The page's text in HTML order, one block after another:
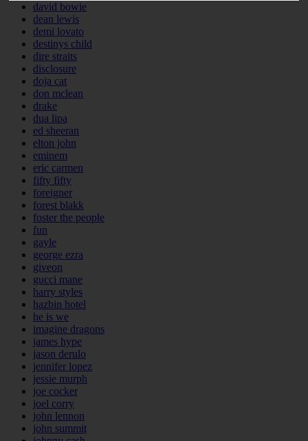
david bowie
dean lewis
demi lovato
destinys child
dire straits
disclosure
doja cat
don mclean
drake
dua lipa
ed sheeran
elton john
eminem
eric carmen
fifty fifty
foreigner
forest blakk
foster the people
fun
gayle
george ezra
giveon
gucci mane
harry styles
hazbin hotel
he is we
imagine dragons
james hype
jason derulo
jennifer lopez
jessie murph
joe cocker
joel corry
john lennon
john summit